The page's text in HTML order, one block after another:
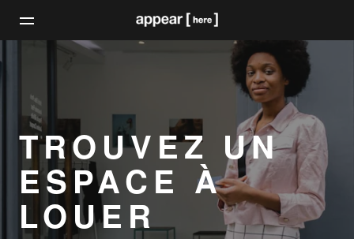
TROUVEZ UN
ESPACE À
LOUER